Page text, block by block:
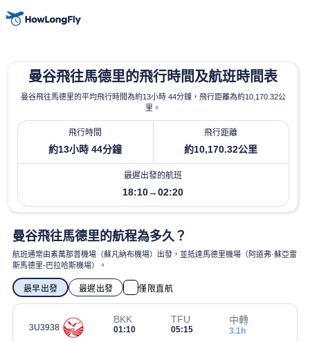
曼谷飛往馬德里的飛行時間及航班時間表
曼谷飛往馬德里的平均飛行時間為約13小時 44分鐘，飛行距離為約10,170.32公
里。
飛行時間
約13小時 44分鐘
飛行距離
約10,170.32公里
最遲出發的航班
18:10→02:20
曼谷飛往馬德里的航程為多久？
航班通常由素萬那普機場（蘇凡納布機場）出發，並抵達馬德里機場（阿道弗·蘇亞雷
斯馬德里-巴拉哈斯機場）。
最早出發 最遲出發 僅限直航
3U3938
BKK
01:10
TFU
05:15
中轉
3.1h